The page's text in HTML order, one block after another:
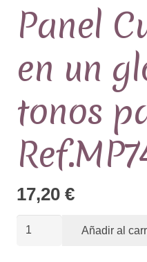
Panel
en un
tonos
17,20 €
Panel
Añadir al